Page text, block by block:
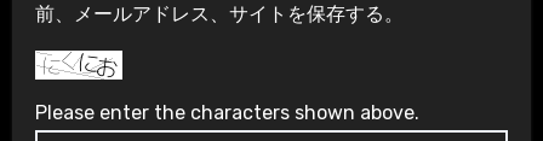
前、メールアドレス、サイトを保存する。
Please enter the characters shown above.